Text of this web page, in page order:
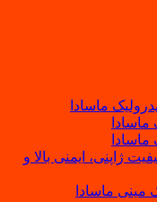
ماسادا
ژاپنی، ایمنی بالا و
ماسادا